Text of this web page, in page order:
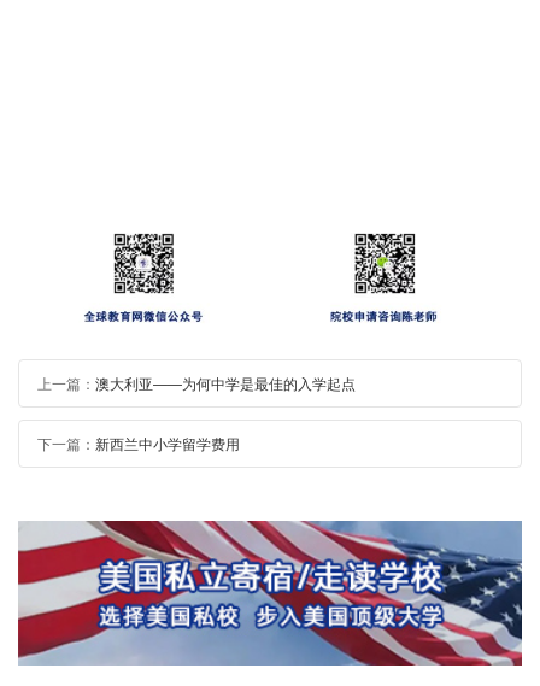
上一篇： 澳大利亚——为何中学是最佳的入学起点
下一篇： 新西兰中小学留学费用